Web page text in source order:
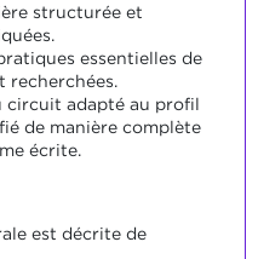
structurée et
essentielles de
recherchées.
circuit adapté au profil
de manière complète
écrite.
est décrite de